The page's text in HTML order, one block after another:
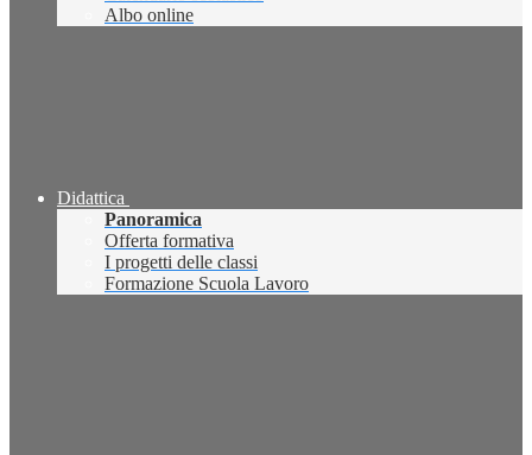
Albo online
Didattica
Panoramica
Offerta formativa
I progetti delle classi
Formazione Scuola Lavoro